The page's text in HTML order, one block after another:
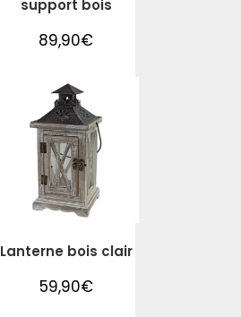
support bois
89,90€
Lanterne bois clair
59,90€